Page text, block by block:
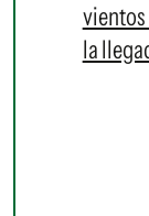
vientos
la